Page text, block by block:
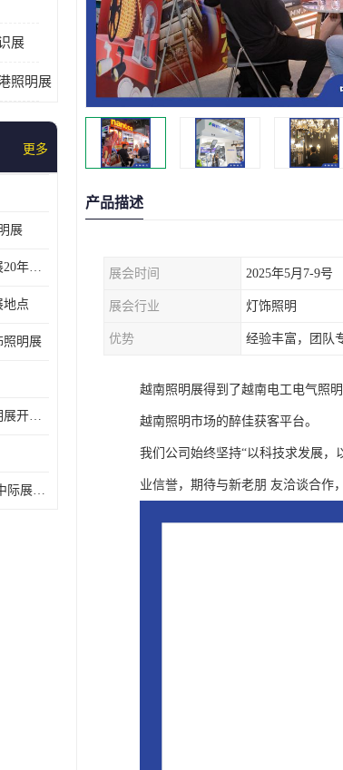
展
照明展
更多
展
东南亚越南装饰照明展20年外展服务经验
地点
照明展
黄金水道市场家居照明展开展时间 20年外展服务经验 LED-LIGHT MALAYSIA
巴西家居照明展举办 中际展览 20年服务经验
产品描述
展会时间 2025年5月7-9号
展会行业 灯饰照明
优势 经验丰富，团队
越南照明展得到了越南电工电气照
越南照明市场的醉佳获客平台。
我们公司始终坚持“以科技求发展
业信誉，期待与新老朋 友洽谈合作